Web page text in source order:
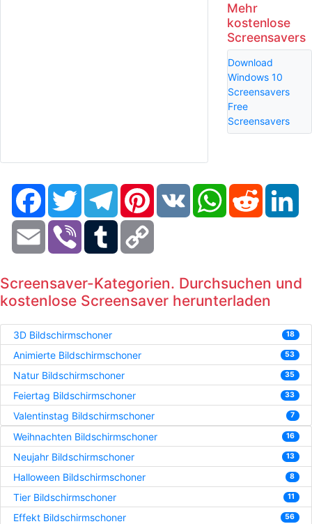
Mehr
kostenlose
Screensavers
Download
Windows 10
Screensavers
Free
Screensavers
FacebookTwitter TelegramPinterestVK WhatsAppReddit
Email Viber Tumblr
Screensaver-Kategorien. Durchsuchen und
kostenlose Screensaver herunterladen
3D Bildschirmschoner 18
Animierte Bildschirmschoner 53
Natur Bildschirmschoner 35
Feiertag Bildschirmschoner 33
Valentinstag Bildschirmschoner 7
Weihnachten Bildschirmschoner 16
Neujahr Bildschirmschoner 13
Halloween Bildschirmschoner 8
Tier Bildschirmschoner 11
Effekt Bildschirmschoner 56